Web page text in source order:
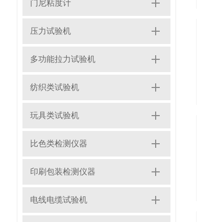
门尼粘度计
压力试验机
多功能拉力试验机
纺织类试验机
玩具类试验机
比色类检测仪器
印刷包装检测仪器
电线电缆试验机